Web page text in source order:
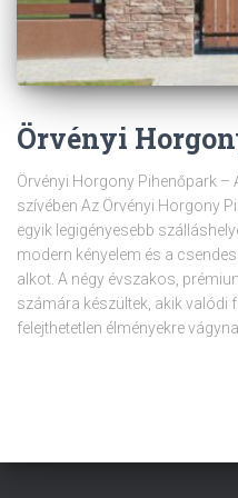
Örvényi
Örvényi Horgony Pihenőpark
szívében Az Örvényi Horgony
egyik legigényesebb
modern kényelem és a
alkot. A négy évszakos,
számára készültek, akik valódi
felejthetetlen élményekre